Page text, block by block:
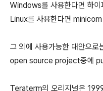
Windows를 사용한다면 하이
Linux를 사용한다면
그 외에 사용가능한 대안으로
open source project중에
Teraterm의 오리지널은